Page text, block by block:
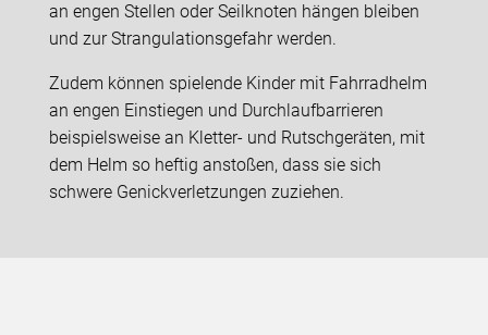
an engen Stellen oder Seilknoten hängen bleiben
und zur Strangulationsgefahr werden.
Zudem können spielende Kinder mit Fahrradhelm
an engen Einstiegen und Durchlaufbarrieren
beispielsweise an Kletter- und Rutschgeräten, mit
dem Helm so heftig anstoßen, dass sie sich
schwere Genickverletzungen zuziehen.